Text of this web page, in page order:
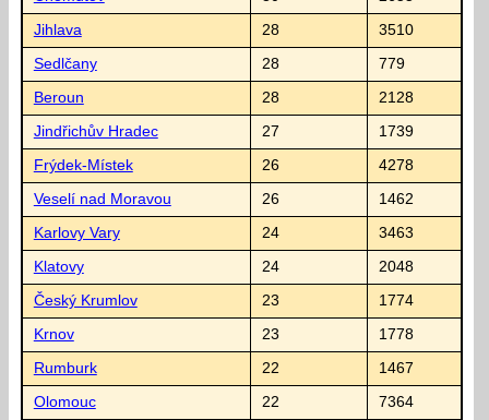
Jihlava 28 3510
Sedlčany 28 779
Beroun 28 2128
Jindřichův Hradec 27 1739
Frýdek-Místek 26 4278
Veselí nad Moravou 26 1462
Karlovy Vary 24 3463
Klatovy 24 2048
Český Krumlov 23 1774
Krnov 23 1778
Rumburk 22 1467
Olomouc 22 7364